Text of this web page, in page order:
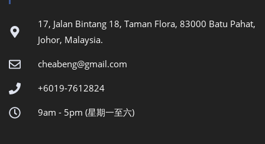
17, Jalan Bintang 18, Taman Flora, 83000 Batu Pahat,
Johor, Malaysia.
cheabeng@gmail.com
+6019-7612824
9am - 5pm (星期一至六)